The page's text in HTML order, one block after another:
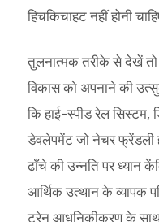
हिचकिचाहट नहीं होनी
तुलनात्मक तरीके से देखें तो
विकास को अपनाने की
कि हाई-स्पीड रेल
डेवलेपमेंट जो नेचर फ्रेंडली
ढाँचे की उन्नति पर ध्यान
आर्थिक उत्थान के व्यापक
ट्रेन आधुनिकीकरण के